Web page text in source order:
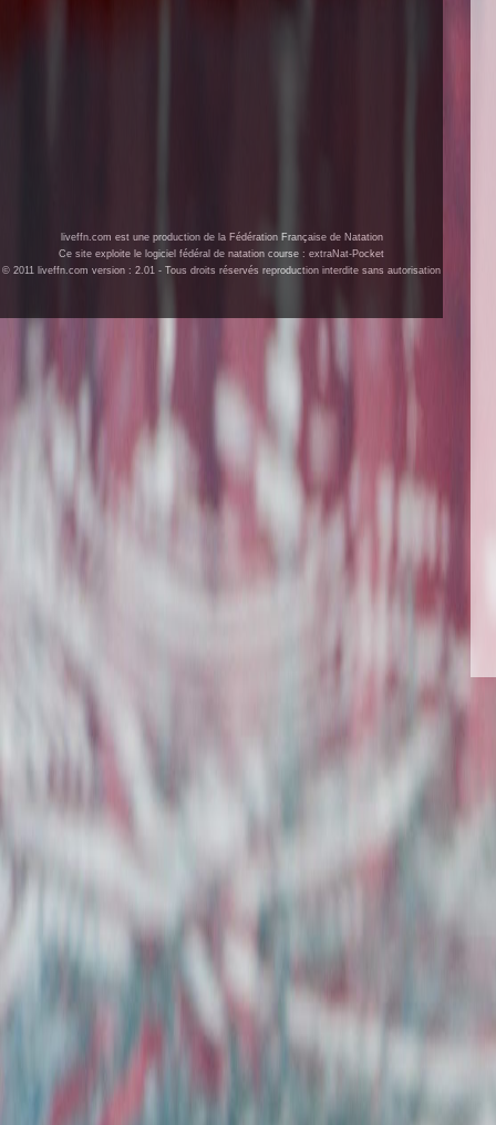
liveffn.com est une production de la Fédération Française de Natation
Ce site exploite le logiciel fédéral de natation course : extraNat-Pocket
© 2011 liveffn.com version : 2.01 - Tous droits réservés reproduction interdite sans autorisation